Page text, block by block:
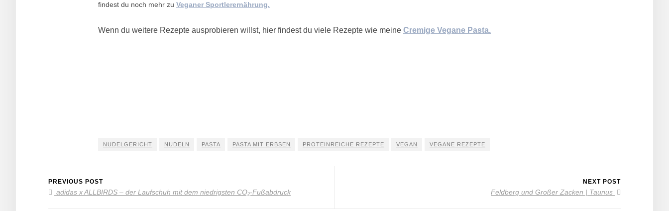
findest du noch mehr zu Veganer Sportlerernährung.
Wenn du weitere Rezepte ausprobieren willst, hier findest du viele Rezepte wie meine Cremige Vegane Pasta.
NUDELGERICHT NUDELN PASTA PASTA MIT ERBSEN PROTEINREICHE REZEPTE VEGAN VEGANE REZEPTE
PREVIOUS POST
adidas x ALLBIRDS – der Laufschuh mit dem niedrigsten CO₂-Fußabdruck
NEXT POST
Feldberg und Großer Zacken | Taunus